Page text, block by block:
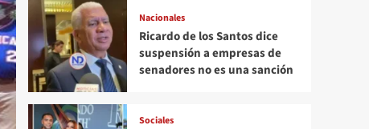
Nacionales
Ricardo de los Santos dice
suspensión a empresas de
senadores no es una sanción
Sociales